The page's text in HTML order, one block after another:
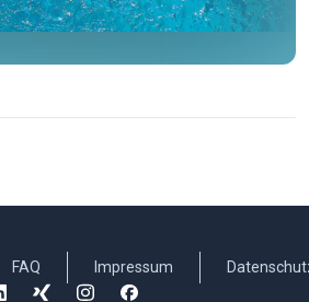
FAQ Impressum